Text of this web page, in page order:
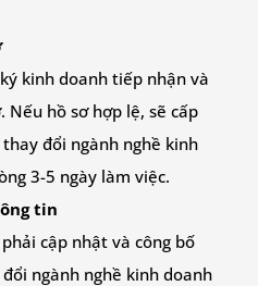
kinh doanh tiếp nhận và
Nếu hồ sơ hợp lệ, sẽ cấp
đổi ngành nghề kinh
3-5 ngày làm việc.
tin
cập nhật và công bố
ngành nghề kinh doanh